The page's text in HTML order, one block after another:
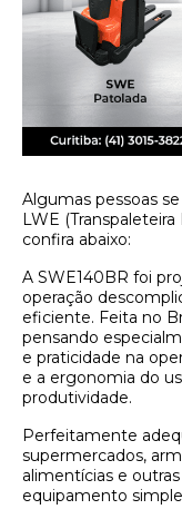
Algumas pessoas
LWE
confira abaixo:
A SWE140BR foi
operação
eficiente. Feita no
pensando
e praticidade na
e a ergonomia do
produtividade.
Perfeitamente
supermercados,
alimentícias e
equipamento